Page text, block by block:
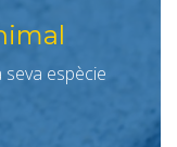
seva espècie